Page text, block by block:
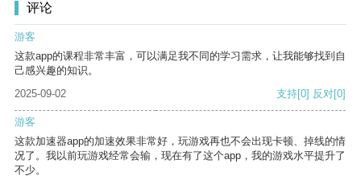
评论
游客
这款app的课程非常丰富，可以满足我不同的学习需求，让我能够找到自
己感兴趣的知识。
2025-09-02
支持[0] 反对[0]
游客
这款加速器app的加速效果非常好，玩游戏再也不会出现卡顿、掉线的情
况了。我以前玩游戏经常会输，现在有了这个app，我的游戏水平提升了
不少。